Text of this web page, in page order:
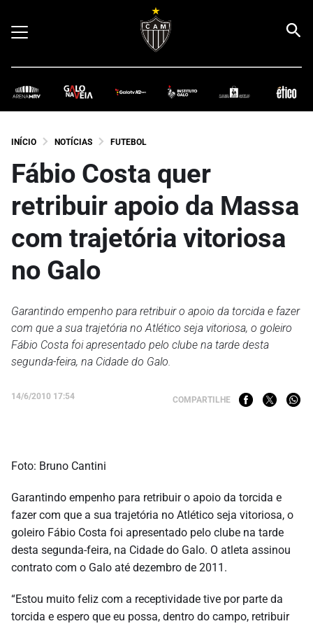
INÍCIO NOTÍCIAS FUTEBOL
Fábio Costa quer
retribuir apoio da Massa
com trajetória vitoriosa
no Galo
Garantindo empenho para retribuir o apoio da torcida e fazer
com que a sua trajetória no Atlético seja vitoriosa, o goleiro
Fábio Costa foi apresentado pelo clube na tarde desta
segunda-feira, na Cidade do Galo.
14/6/2010 17:54 COMPARTILHE
Foto: Bruno Cantini
Garantindo empenho para retribuir o apoio da torcida e
fazer com que a sua trajetória no Atlético seja vitoriosa, o
goleiro Fábio Costa foi apresentado pelo clube na tarde
desta segunda-feira, na Cidade do Galo. O atleta assinou
contrato com o Galo até dezembro de 2011.
“Estou muito feliz com a receptividade tive por parte da
torcida e espero que eu possa, dentro do campo, retribuir